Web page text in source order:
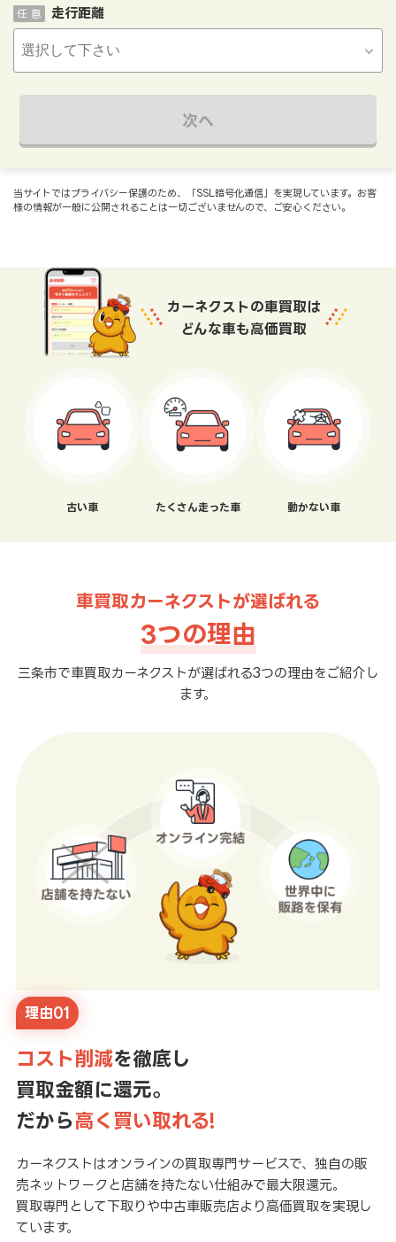
走行距離
任 意
次へ
当サイトではプライバシー保護のため、「SSL暗号化通信」を実現しています。お客
様の情報が一般に公開されることは一切ございませんので、ご安心ください。
カーネクストの車買取は
どんな車も高価買取
古い車 たくさん走った車 動かない車
車買取カーネクストが選ばれる
3つの理由
三条市で車買取カーネクストが選ばれる3つの理由をご紹介し
ます。
理由01
コスト削減を徹底し
買取金額に還元。
だから高く買い取れる!
カーネクストはオンラインの買取専門サービスで、独自の販
売ネットワークと店舗を持たない仕組みで最大限還元。
買取専門として下取りや中古車販売店より高価買取を実現し
ています。